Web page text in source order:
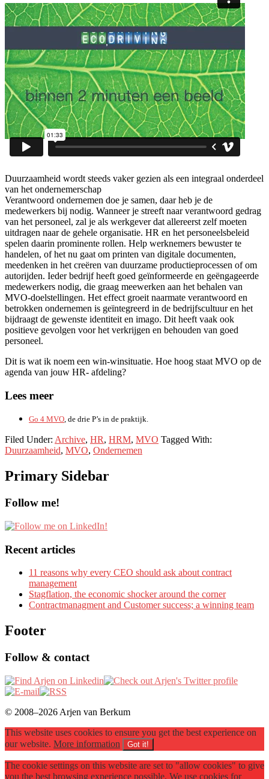
Duurzaamheid wordt steeds vaker gezien als een integraal onderdeel
van het ondernemerschap
Verantwoord ondernemen doe je samen, daar heb je de
medewerkers bij nodig. Wanneer je streeft naar verantwoord gedrag
van het personeel, zal je als werkgever dat allereerst zelf moeten
uitdragen naar de gehele organisatie. HR en het personeelsbeleid
spelen daarin prominente rollen. Help werknemers bewuster te
handelen, of het nu gaat om printen van digitale documenten,
meedenken in het creëren van duurzame productieprocessen of om
autorijden. Ieder bedrijf heeft goed geïnformeerde en geëngageerde
medewerkers nodig, die graag meewerken aan het behalen van
MVO-doelstellingen. Het effect groeit naarmate verantwoord en
betrokken ondernemen is geïntegreerd in de bedrijfscultuur en het
bijdraagt de gewenste identiteit en imago. Dit heeft vaak ook
positieve gevolgen voor het verkrijgen en behouden van goed
personeel.
Dit is wat ik noem een win-winsituatie. Hoe hoog staat MVO op de
agenda van jouw HR- afdeling?
Lees meer
Go 4 MVO, de drie P’s in de praktijk.
Filed Under: Archive, HR, HRM, MVO Tagged With:
Duurzaamheid, MVO, Ondernemen
Primary Sidebar
Follow me!
Recent articles
11 reasons why every CEO should ask about contract
management
Stagflation, the economic shocker around the corner
Contractmanagment and Customer success; a winning team
Footer
Follow & contact
© 2008–2026 Arjen van Berkum
This website uses cookies to ensure you get the best experience on
our website. More information Got it!
The cookie settings on this website are set to "allow cookies" to give
you the best browsing experience possible. We use cookies for